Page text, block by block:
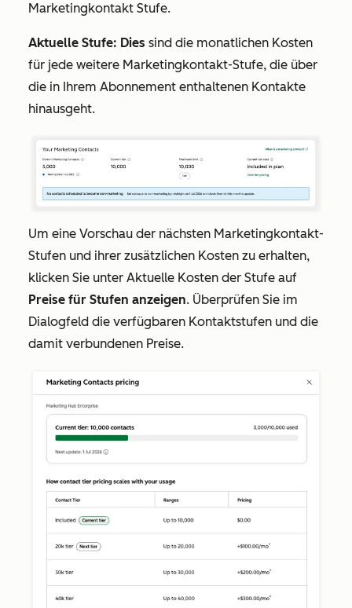
Marketingkontakt Stufe.
Aktuelle Stufe: Dies sind die monatlichen Kosten
für jede weitere Marketingkontakt-Stufe, die über
die in Ihrem Abonnement enthaltenen Kontakte
hinausgeht.
Um eine Vorschau der nächsten Marketingkontakt-
Stufen und ihrer zusätzlichen Kosten zu erhalten,
klicken Sie unter Aktuelle Kosten der Stufe auf
Preise für Stufen anzeigen. Überprüfen Sie im
Dialogfeld die verfügbaren Kontaktstufen und die
damit verbundenen Preise.